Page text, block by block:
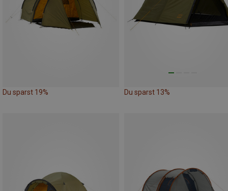
Du sparst 19% Du sparst 13%